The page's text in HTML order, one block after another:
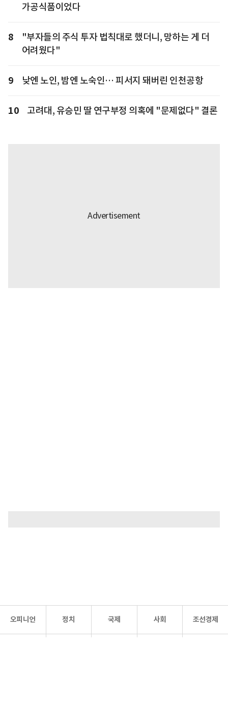
가공식품이었다
8
"부자들의 주식 투자 법칙대로 했더니, 망하는 게 더
어려웠다"
9 낮엔 노인, 밤엔 노숙인… 피서지 돼버린 인천공항
10 고려대, 유승민 딸 연구부정 의혹에 "문제없다" 결론
오피니언 정치 국제 사회 조선경제